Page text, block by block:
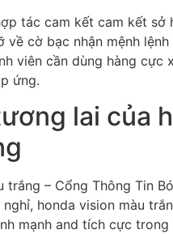
tác cam kết cam kết sở
cờ bạc nhận mệnh lệnh
viên cần dùng hàng cực
ứng.
lai của
honda vision màu
mạnh and tích cực